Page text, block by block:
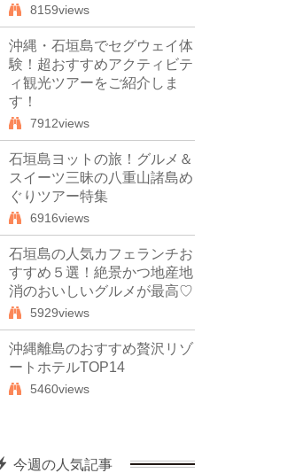
8159views
沖縄・石垣島でセグウェイ体
験！超おすすめアクティビテ
ィ観光ツアーをご紹介しま
す！
7912views
石垣島ヨットの旅！グルメ＆
スイーツ三昧の八重山諸島め
ぐりツアー特集
6916views
石垣島の人気カフェランチお
すすめ５選！絶景かつ地産地
消のおいしいグルメが最高♡
5929views
沖縄離島のおすすめ贅沢リゾ
ートホテルTOP14
5460views
今週の人気記事